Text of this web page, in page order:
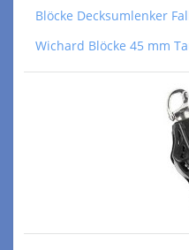
Blöcke Decksumlenker
Wichard Blöcke 45 mm